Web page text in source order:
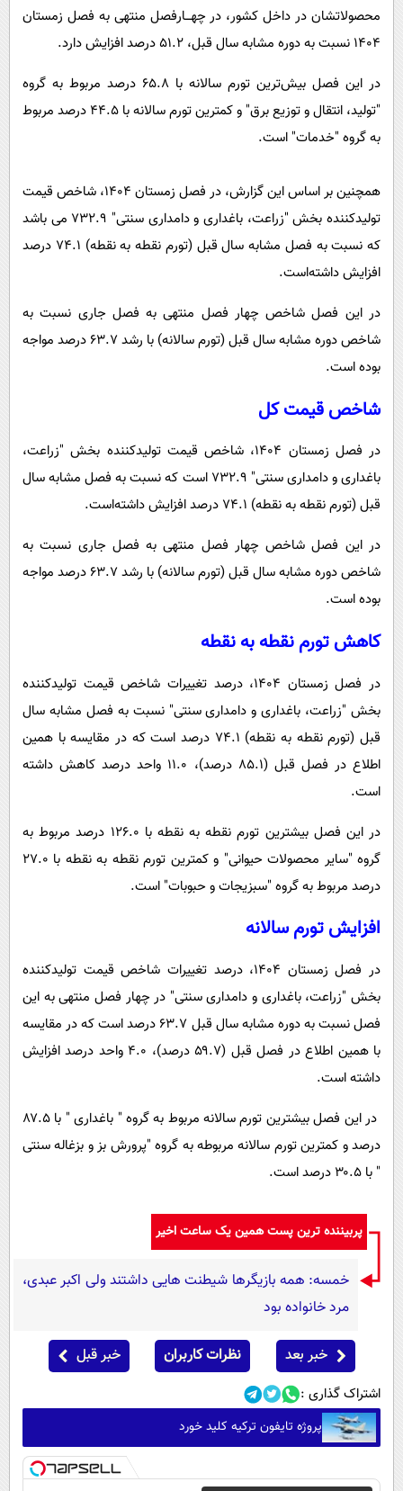
محصولاتشان در داخل کشور، در چهـــارفصل منتهی به فصل زمستان
۱۴۰۴ نسبت به دوره مشابه سال قبل، ۵۱.۲ درصد افزایش دارد.
در این فصل بیش‌ترین تورم سالانه با ۶۵.۸ درصد مربوط به گروه
"تولید، انتقال و توزیع برق" و کمترین تورم سالانه با ۴۴.۵ درصد مربوط
به گروه "خدمات" است.
همچنین بر اساس این گزارش، در فصل زمستان ۱۴۰۴، شاخص قیمت
تولیدکننده بخش "زراعت، باغداری و دامداری سنتی" ۷۳۲.۹ می باشد
که نسبت به فصل مشابه سال قبل (تورم نقطه به نقطه) ۷۴.۱ درصد
افزایش داشته‌است.
در این فصل شاخص چهار فصل منتهی به فصل جاری نسبت به
شاخص دوره مشابه سال قبل (تورم سالانه) با رشد ۶۳.۷ درصد مواجه
بوده ‌است.
شاخص قیمت کل
در فصل زمستان ۱۴۰۴، شاخص قیمت تولیدکننده بخش "زراعت،
باغداری و دامداری سنتی" ۷۳۲.۹ است که نسبت به فصل مشابه سال
قبل (تورم نقطه به نقطه) ۷۴.۱ درصد افزایش داشته‌است.
در این فصل شاخص چهار فصل منتهی به فصل جاری نسبت به
شاخص دوره مشابه سال قبل (تورم سالانه) با رشد ۶۳.۷ درصد مواجه
بوده ‌است.
کاهش تورم نقطه به نقطه
در فصل زمستان ۱۴۰۴، درصد تغییرات شاخص قیمت تولیدکننده
بخش "زراعت، باغداری و دامداری سنتی" نسبت به فصل مشابه سال
قبل (تورم نقطه به نقطه) ۷۴.۱ درصد است که در مقایسه با همین
اطلاع در فصل قبل (۸۵.۱ درصد)، ۱۱.۰ واحد درصد کاهش داشته
‌است.
در این فصل بیشترین تورم نقطه به نقطه با ۱۲۶.۰ درصد مربوط به
گروه "سایر محصولات حیوانی" و کمترین تورم نقطه به نقطه با ۲۷.۰
درصد مربوط به گروه "سبزیجات و حبوبات" است.
افزایش تورم سالانه
در فصل زمستان ۱۴۰۴، درصد تغییرات شاخص قیمت تولیدکننده
بخش "زراعت، باغداری و دامداری سنتی" در چهار فصل منتهی به این
فصل نسبت به دوره مشابه سال قبل ۶۳.۷ درصد است که در مقایسه
با همین اطلاع در فصل قبل (۵۹.۷ درصد)، ۴.۰ واحد درصد افزایش
داشته ‌است.
در این فصل بیشترین تورم سالانه مربوط به گروه " باغداری " با ۸۷.۵
درصد و کمترین تورم سالانه مربوطه به گروه "پرورش بز و بزغاله سنتی
" با ۳۰.۵ درصد است.
پربیننده ترین پست همین یک ساعت اخیر
خمسه: همه بازیگرها شیطنت هایی داشتند ولی اکبر عبدی،
مرد خانواده بود
خبر بعد نظرات کاربران خبر قبل
اشتراک گذاری :
پروژه تایفون ترکیه کلید خورد